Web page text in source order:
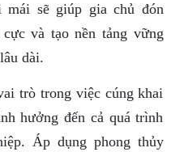
sẽ giúp gia chủ đón
và tạo nền tảng vững
dài.
trò trong việc cúng khai
hưởng đến cả quá trình
Áp dụng phong thủy